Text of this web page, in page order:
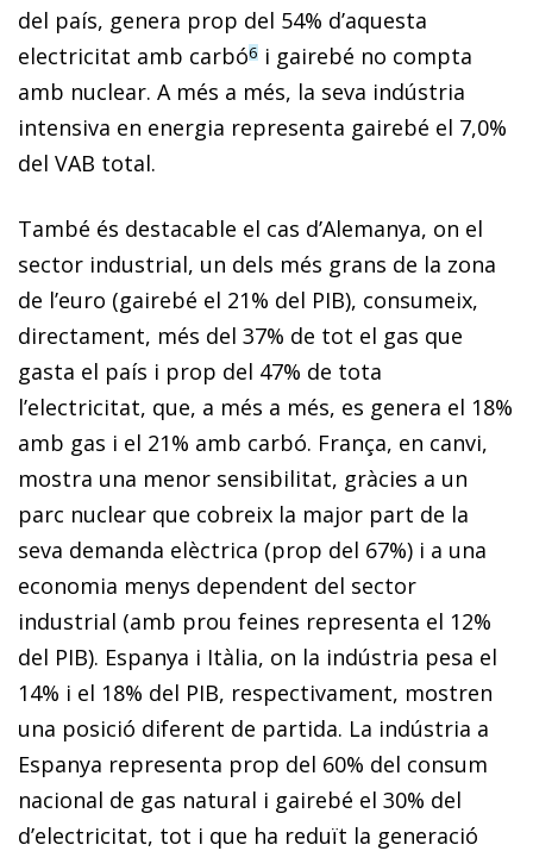
del país, genera prop del 54% d’aquesta
electricitat amb carbó6 i gairebé no compta
amb nuclear. A més a més, la seva indústria
intensiva en energia representa gairebé el 7,0%
del VAB total.
També és destacable el cas d’Alemanya, on el
sector industrial, un dels més grans de la zona
de l’euro (gairebé el 21% del PIB), consumeix,
directament, més del 37% de tot el gas que
gasta el país i prop del 47% de tota
l’electricitat, que, a més a més, es genera el 18%
amb gas i el 21% amb carbó. França, en canvi,
mostra una menor sensibilitat, gràcies a un
parc nuclear que cobreix la major part de la
seva demanda elèctrica (prop del 67%) i a una
economia menys dependent del sector
industrial (amb prou feines representa el 12%
del PIB). Espanya i Itàlia, on la indústria pesa el
14% i el 18% del PIB, respectivament, mostren
una posició diferent de partida. La indústria a
Espanya representa prop del 60% del consum
nacional de gas natural i gairebé el 30% del
d’electricitat, tot i que ha reduït la generació